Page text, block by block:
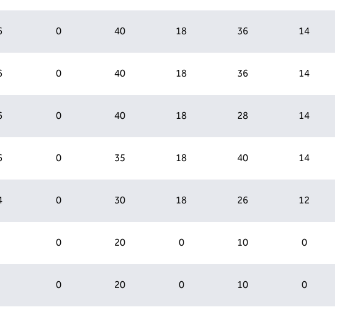
0 40 18 36 14
0 40 18 36 14
0 40 18 28 14
0 35 18 40 14
0 30 18 26 12
0 20 0 10 0
0 20 0 10 0